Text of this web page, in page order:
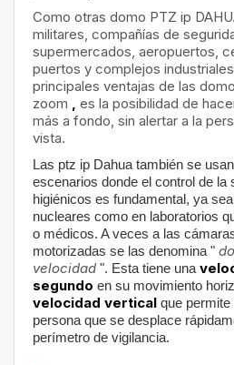
Como otras domo PTZ ip
militares, compañías de
supermercados, aeropuertos,
puertos y complejos
principales ventajas de las
zoom , es la posibilidad de
más a fondo, sin alertar a la
vista.
Las ptz ip Dahua también se
escenarios donde el control de la
higiénicos es fundamental, ya
nucleares como en laboratorios
o médicos. A veces a las
motorizadas se las denomina "
velocidad ". Esta tiene una
segundo en su movimiento
velocidad vertical que permite
persona que se desplace
perímetro de vigilancia.